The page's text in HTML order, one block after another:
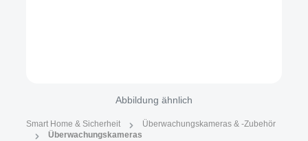
Abbildung ähnlich
Smart Home & Sicherheit
Überwachungskameras & -Zubehör
Überwachungskameras